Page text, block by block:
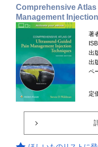
Comprehensive
Management
著
出
出
ペ
定